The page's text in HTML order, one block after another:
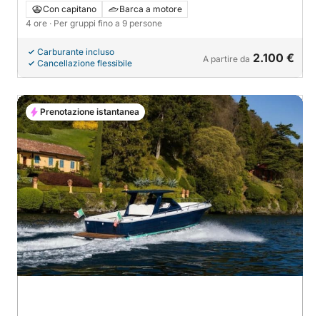
e relax.
Con capitano
Barca a motore
4 ore · Per gruppi fino a 9 persone
Carburante incluso
Cancellazione flessibile
A partire da 2.100 €
Prenotazione istantanea